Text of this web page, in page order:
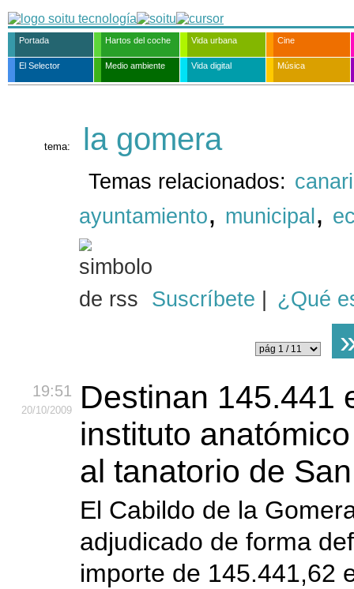
Portada Hartos del coche Vida urbana Cine
El Selector Medio ambiente Vida digital Música
tema: la gomera
Temas relacionados:
ayuntamiento, municipal ,
Suscríbete ¿Qué
19:51
20/10/2009
Destinan 145.441
instituto
al tanatorio de
El Cabildo de la
adjudicado de forma
importe de 145.441,62